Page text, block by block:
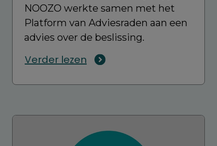
NOOZO werkte samen met het
Platform van Adviesraden aan een
advies over de beslissing.
Verder lezen